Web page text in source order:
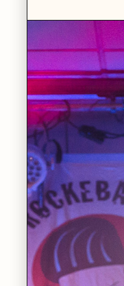
ONSDAG 23.09 • SANDEN
Poetisk
LES MER